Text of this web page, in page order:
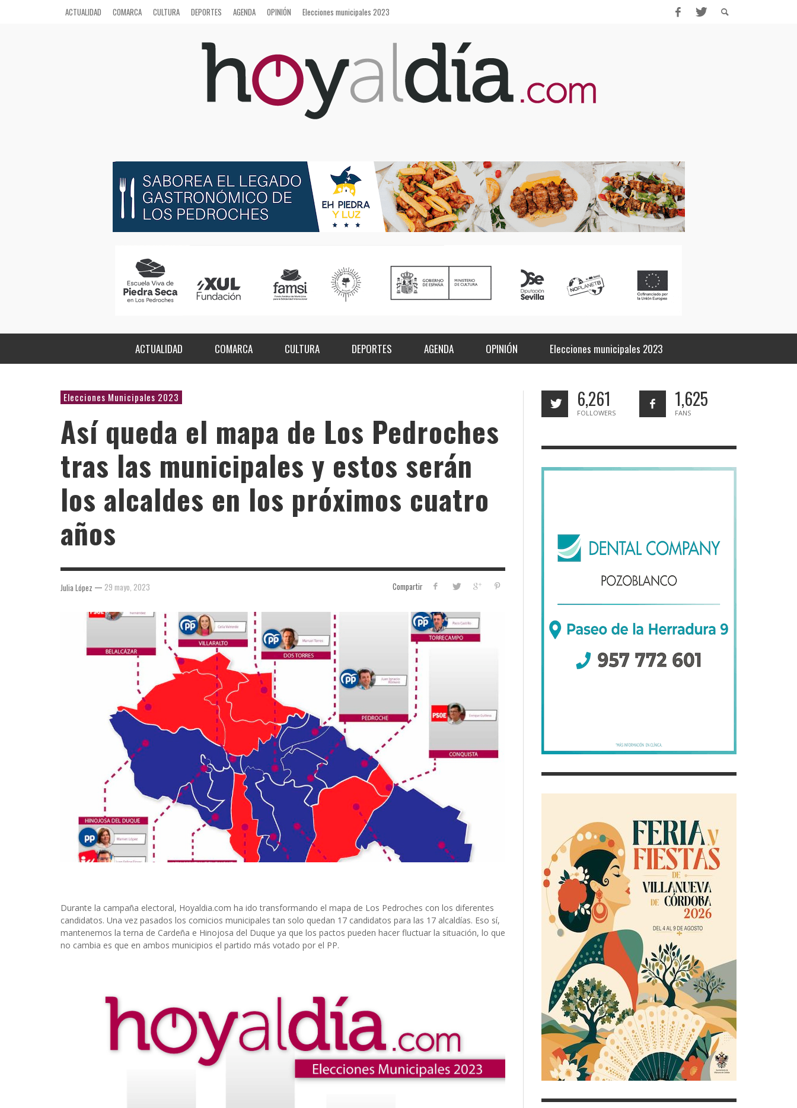
ACTUALIDAD COMARCA CULTURA DEPORTES AGENDA OPINIÓN Elecciones municipales 2023
ACTUALIDAD COMARCA CULTURA DEPORTES AGENDA OPINIÓN Elecciones municipales 2023
Elecciones Municipales 2023
Así queda el mapa de Los Pedroches
tras las municipales y estos serán
los alcaldes en los próximos cuatro
años
Compartir
Julia López — 29 mayo, 2023
Durante la campaña electoral, Hoyaldia.com ha ido transformando el mapa de Los Pedroches con los diferentes
candidatos. Una vez pasados los comicios municipales tan solo quedan 17 candidatos para las 17 alcaldías. Eso sí,
mantenemos la terna de Cardeña e Hinojosa del Duque ya que los pactos pueden hacer fluctuar la situación, lo que
no cambia es que en ambos municipios el partido más votado por el PP.
6,261
FOLLOWERS
1,625
FANS